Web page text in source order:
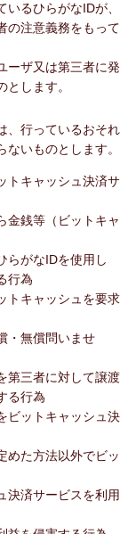
るひらがなIDが、
の注意義務をもって
ーザ又は第三者に発
します。
、行っているおそれ
いものとします。
トキャッシュ決済サ
金銭等（ビットキャ
らがなIDを使用し
行為
トキャッシュを要求
・無償問いませ
第三者に対して譲渡
る行為
ビットキャッシュ決
めた方法以外でビッ
決済サービスを利用